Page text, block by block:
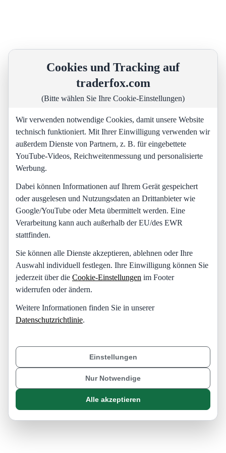
Cookies und Tracking auf
traderfox.com
(Bitte wählen Sie Ihre Cookie-Einstellungen)
Wir verwenden notwendige Cookies, damit unsere Website
technisch funktioniert. Mit Ihrer Einwilligung verwenden wir
außerdem Dienste von Partnern, z. B. für eingebettete
YouTube-Videos, Reichweitenmessung und personalisierte
Werbung.
Dabei können Informationen auf Ihrem Gerät gespeichert
oder ausgelesen und Nutzungsdaten an Drittanbieter wie
Google/YouTube oder Meta übermittelt werden. Eine
Verarbeitung kann auch außerhalb der EU/des EWR
stattfinden.
Sie können alle Dienste akzeptieren, ablehnen oder Ihre
Auswahl individuell festlegen. Ihre Einwilligung können Sie
jederzeit über die Cookie-Einstellungen im Footer
widerrufen oder ändern.
Weitere Informationen finden Sie in unserer
Datenschutzrichtlinie.
Einstellungen
Nur Notwendige
Alle akzeptieren